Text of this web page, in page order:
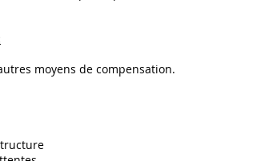
moyens de compensation.